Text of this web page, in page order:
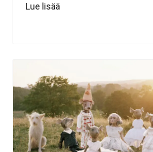
Lue lisää